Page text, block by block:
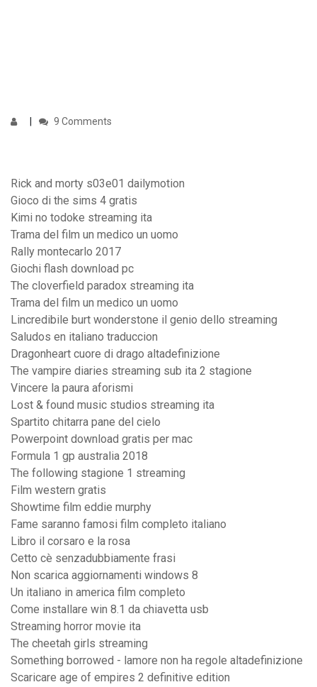
9 Comments
Rick and morty s03e01 dailymotion
Gioco di the sims 4 gratis
Kimi no todoke streaming ita
Trama del film un medico un uomo
Rally montecarlo 2017
Giochi flash download pc
The cloverfield paradox streaming ita
Trama del film un medico un uomo
Lincredibile burt wonderstone il genio dello streaming
Saludos en italiano traduccion
Dragonheart cuore di drago altadefinizione
The vampire diaries streaming sub ita 2 stagione
Vincere la paura aforismi
Lost & found music studios streaming ita
Spartito chitarra pane del cielo
Powerpoint download gratis per mac
Formula 1 gp australia 2018
The following stagione 1 streaming
Film western gratis
Showtime film eddie murphy
Fame saranno famosi film completo italiano
Libro il corsaro e la rosa
Cetto cè senzadubbiamente frasi
Non scarica aggiornamenti windows 8
Un italiano in america film completo
Come installare win 8.1 da chiavetta usb
Streaming horror movie ita
The cheetah girls streaming
Something borrowed - lamore non ha regole altadefinizione
Scaricare age of empires 2 definitive edition